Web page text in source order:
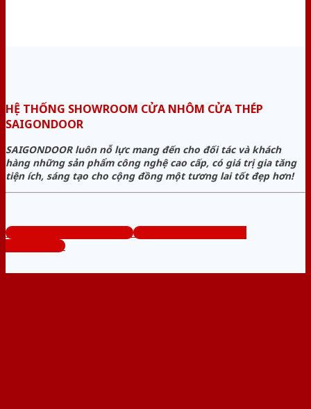
HỆ THỐNG SHOWROOM CỬA NHÔM CỬA THÉP
SAIGONDOOR
SAIGONDOOR luôn nỗ lực mang đến cho đối tác và khách
hàng những sản phẩm công nghệ cao cấp, có giá trị gia tăng
tiện ích, sáng tạo cho cộng đồng một tương lai tốt đẹp hơn!
www.cuanhomcuathep.com
Tổng đài tư vấn miễn phí:
0824.400.400